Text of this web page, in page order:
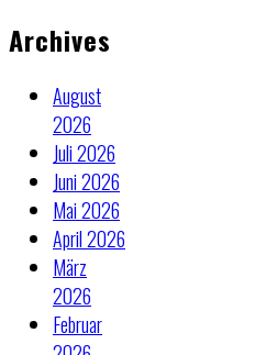
Archives
August
2026
Juli 2026
Juni 2026
Mai 2026
April 2026
März
2026
Februar